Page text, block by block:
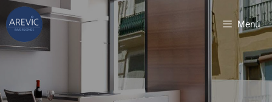
Saltar
contenido
Menú